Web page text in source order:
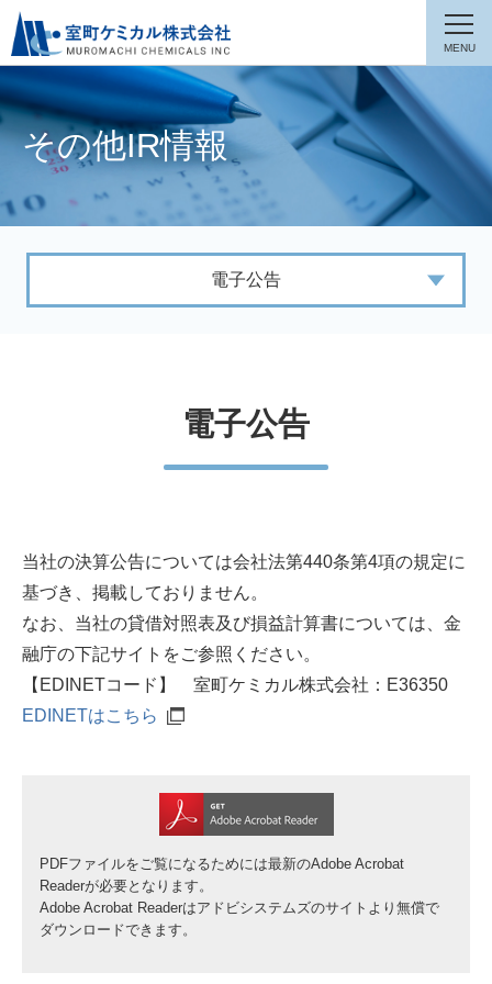
その他IR情報
電子公告
電子公告
当社の決算公告については会社法第440条第4項の規定に
基づき、掲載しておりません。
なお、当社の貸借対照表及び損益計算書については、金
融庁の下記サイトをご参照ください。
【EDINETコード】 室町ケミカル株式会社：E36350
EDINETはこちら
PDFファイルをご覧になるためには最新のAdobe Acrobat
Readerが必要となります。
Adobe Acrobat Readerはアドビシステムズのサイトより無償で
ダウンロードできます。